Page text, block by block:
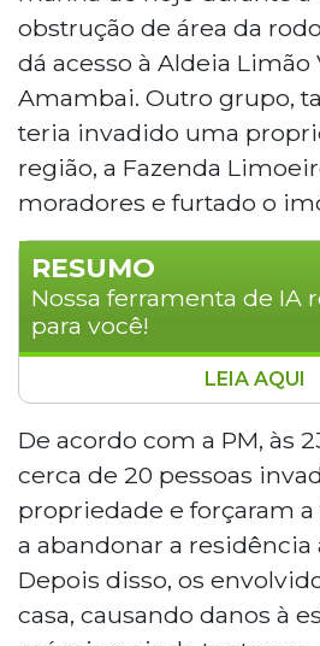
obstrução de área da
dá acesso à Aldeia Limão
Amambai. Outro grupo,
teria invadido uma
região, a Fazenda
moradores e furtado o
RESUMO
Nossa ferramenta de IA
para você!
Três indígenas foram
Militar de Mato Grosso
tentarem obstruir a
Amambai. Na noite
pessoas invadiram a
expulsaram moradores e
objetos. A PM encontrou
joias embalados para
foi encaminhado à
LEIA AQUI
De acordo com a PM, às
cerca de 20 pessoas
propriedade e forçaram
a abandonar a residência
Depois disso, os
casa, causando danos à